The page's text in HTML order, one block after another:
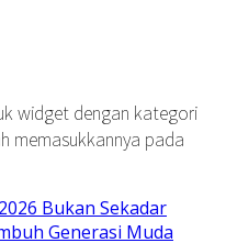
widget dengan kategori
memasukkannya pada